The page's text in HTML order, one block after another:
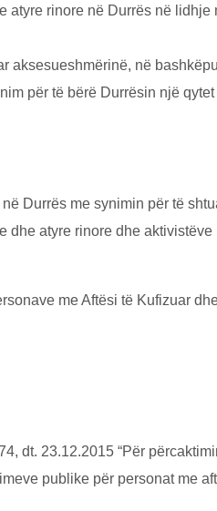
atyre rinore në Durrës në lidhje
aksesueshmërinë, në
për të bërë Durrësin një
Durrёs me synimin pёr tё
dhe atyre rinore dhe aktivistёve
me Aftёsi tё Kufizuar
dt. 23.12.2015 “Pёr
publike pёr personat me
delivered straight to your
Submit